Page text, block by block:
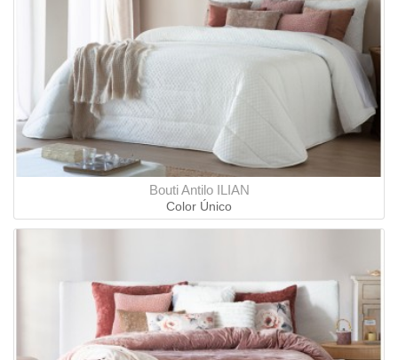
Bouti Antilo ILIAN
Color Único